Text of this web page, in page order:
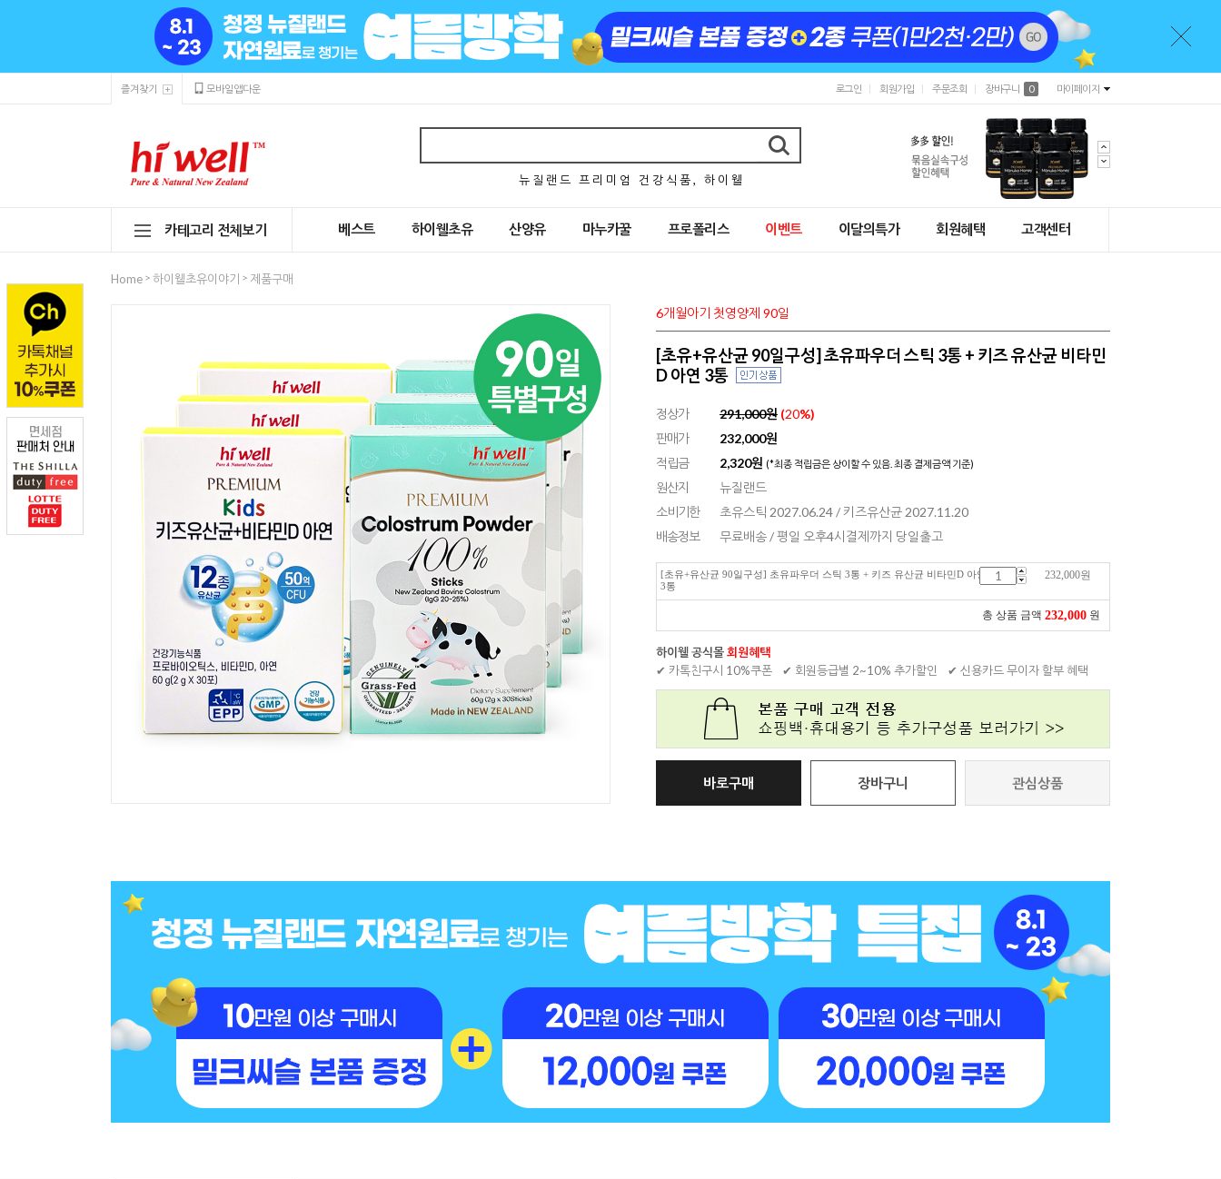
즐겨찾기 모바일앱다운 로그인 회원가입 주문조회 장바구니 0 마이페이지
뉴 질 랜 드 프 리 미 엄 건 강 식 품 , 하 이 웰
카테고리 전체보기 베스트 하이웰초유 산양유 마누카꿀 프로폴리스 이벤트 이달의특가 회원혜택 고객센터
Home > 하이웰초유이야기 > 제품구매
6개월아기 첫영양제 90일
[초유+유산균 90일구성] 초유파우더 스틱 3통 + 키즈 유산균 비타민
D 아연 3통
정상가 291,000원 (20%)
판매가
232,000원
적립금
2,320원 (*최종 적립금은 상이할 수 있음. 최종 결제금액 기준)
원산지
뉴질랜드
소비기한
초유스틱 2027.06.24 / 키즈유산균 2027.11.20
배송정보
무료배송 / 평일 오후4시결제까지 당일출고
[초유+유산균 90일구성] 초유파우더 스틱 3통 + 키즈 유산균 비타민D 아연
3통
232,000원
총 상품 금액 232,000 원
하이웰 공식몰회원혜택
✔ 카톡친구시 10%쿠폰
✔ 회원등급별 2~10% 추가할인 ✔ 신용카드 무이자 할부 혜택
바로구매 장바구니 관심상품